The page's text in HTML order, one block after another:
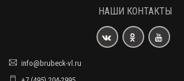
НАШИ КОНТАКТЫ
info@brubeck-vl.ru